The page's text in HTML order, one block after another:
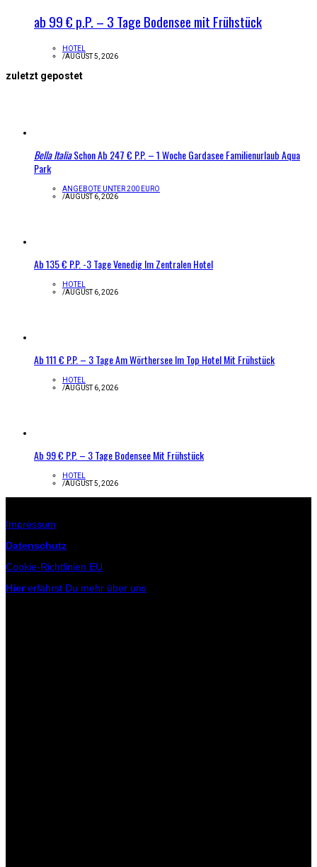
ab 99 € p.P. – 3 Tage Bodensee mit Frühstück
HOTEL
/AUGUST 5, 2026
zuletzt gepostet
Bella ItaliaSchon Ab 247 € P.P. – 1 Woche Gardasee Familienurlaub Aqua
Park
ANGEBOTE UNTER 200 EURO
/AUGUST 6, 2026
Ab 135 € P.P. -3 Tage Venedig Im Zentralen Hotel
HOTEL
/AUGUST 6, 2026
Ab 111 € P.P. – 3 Tage Am Wörthersee Im Top Hotel Mit Frühstück
HOTEL
/AUGUST 6, 2026
Ab 99 € P.P. – 3 Tage Bodensee Mit Frühstück
HOTEL
/AUGUST 5, 2026
Impressum
Datenschutz
Cookie-Richtlinien EU
Hiererfährst Du mehr über uns